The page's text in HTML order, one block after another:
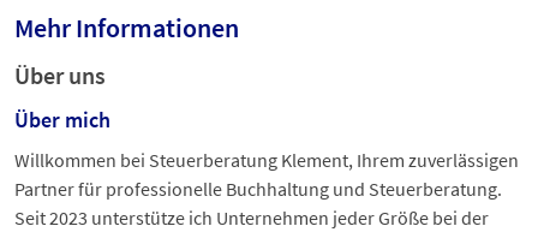
Mehr Informationen
Über uns
Über mich
Willkommen bei Steuerberatung Klement, Ihrem zuverlässigen
Partner für professionelle Buchhaltung und Steuerberatung.
Seit 2023 unterstütze ich Unternehmen jeder Größe bei der